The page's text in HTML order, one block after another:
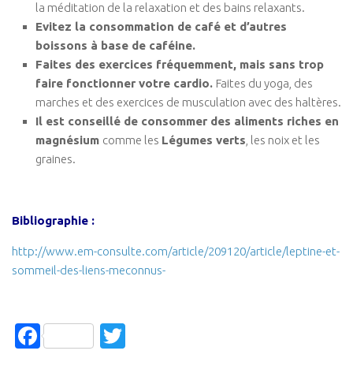
la méditation de la relaxation et des bains relaxants.
Evitez la consommation de café et d’autres
boissons à base de caféine.
Faites des exercices fréquemment, mais sans trop
faire fonctionner votre cardio. Faites du yoga, des
marches et des exercices de musculation avec des haltères.
Il est conseillé de consommer des aliments riches en
magnésium comme les Légumes verts , les noix et les
graines.
Bibliographie :
http://www.em-consulte.com/article/209120/article/leptine-et-
sommeil-des-liens-meconnus-
Facebook